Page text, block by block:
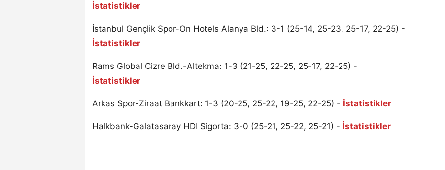
İstatistikler
İstanbul Gençlik Spor-On Hotels Alanya Bld.: 3-1 (25-14, 25-23, 25-17, 22-25) -
İstatistikler
Rams Global Cizre Bld.-Altekma: 1-3 (21-25, 22-25, 25-17, 22-25) -
İstatistikler
Arkas Spor-Ziraat Bankkart: 1-3 (20-25, 25-22, 19-25, 22-25) - İstatistikler
Halkbank-Galatasaray HDI Sigorta: 3-0 (25-21, 25-22, 25-21) - İstatistikler